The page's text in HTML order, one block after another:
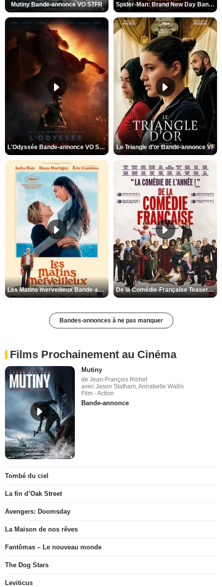
Mutiny Bande-annonce VO STFR Spider-Man: Brand New Day Bande-annonce VO STFR
L'Odyssée Bande-annonce VO STFR Le Triangle d'or Bande-annonce VF
Les Matins merveilleux Bande-annonce VF De la Comédie-Française Teaser VF
Bandes-annonces à ne pas manquer
Films Prochainement au Cinéma
Mutiny
de Jean-François Richet
avec Jason Statham, Annabelle Wallis
Film - Action
Bande-annonce
Tombé du ciel
La fin d’Oak Street
Avengers: Doomsday
La Maison de nos rêves
Fantômas – Le nouveau monde
The Dog Stars
Leviticus